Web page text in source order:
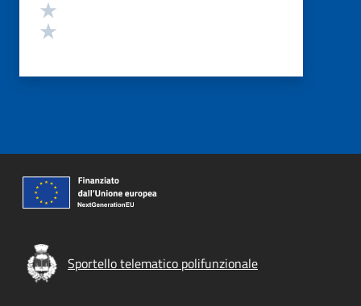
Sportello telematico polifunzionale